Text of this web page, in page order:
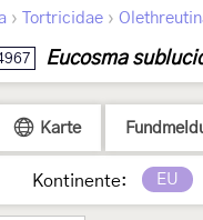
› Tortricidae ›
Eucosma
Karte
Kontinente: EU